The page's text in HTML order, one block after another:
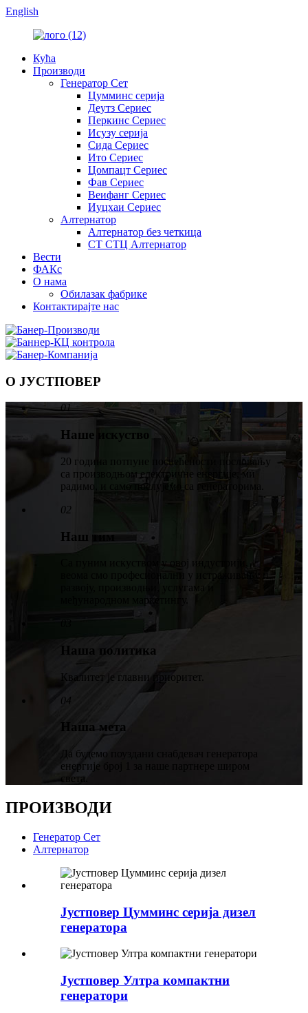
English
Кућа
Производи
Генератор Сет
Цумминс серија
Деутз Сериес
Перкинс Сериес
Исузу серија
Сида Сериес
Ито Сериес
Цомпацт Сериес
Фав Сериес
Веифанг Сериес
Иуцхаи Сериес
Алтернатор
Алтернатор без четкица
СТ СТЦ Алтернатор
Вести
ФАКс
О нама
Обилазак фабрике
Контактирајте нас
О ЈУСТПОВЕР
01
Наше искуство
20 година потпуне посвећености пословању
са производњом електричне енергије, ми
радимо, и само послујемо са генераторима.
02
Наш тим
веома смо професионални у истраживању и
развоју, производњи, услугама и
међународном маркетингу.
Наша политика
Квалитет је главни приоритет.
04
Наша мета
Да будемо поуздани снабдевач генератора
енергије број 1 за наше партнере широм
света.
ПРОИЗВОДИ
Генератор Сет
Алтернатор
Јустповер Цумминс серија дизел
генератора
Јустповер Ултра компактни
генератори